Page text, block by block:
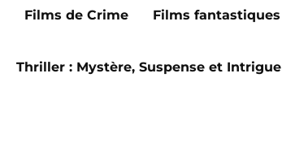
Films de Crime Films fantastiques
Thriller : Mystère, Suspense et Intrigue